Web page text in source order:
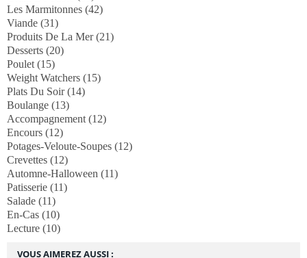
VOUS AIMEREZ AUSSI :
Les Marmitonnes (42)
Viande (31)
Produits De La Mer(21)
Desserts (20)
Poulet (15)
Weight Watchers (15)
Plats Du Soir(14)
Boulange (13)
Accompagnement (12)
Encours (12)
Potages-Veloute-Soupes (12)
Crevettes (12)
Automne-Halloween (11)
Patisserie (11)
Salade (11)
En-Cas (10)
Lecture (10)